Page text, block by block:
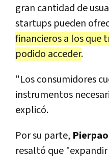
gran cantidad de
startups pueden
financieros a los que
podido acceder.
"Los consumidores
instrumentos
explicó.
Por su parte,
resaltó que